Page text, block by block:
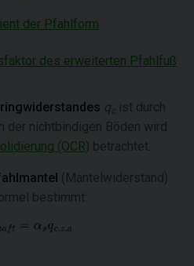
der Pfahlform
des erweiterten Pfahlfuß
q
ist durch
der nichtbindigen Böden wird
(OCR) betrachtet.
(Mantelwiderstand)
bestimmt: